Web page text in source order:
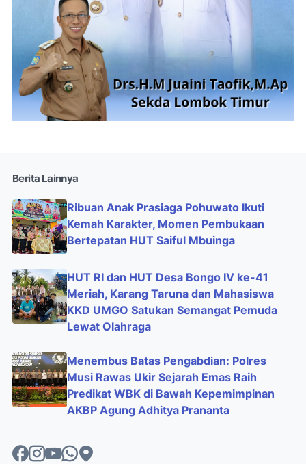
Berita Lainnya
Ribuan Anak Prasiaga Pohuwato Ikuti
Kemah Karakter, Momen Pembukaan
Bertepatan HUT Saiful Mbuinga
HUT RI dan HUT Desa Bongo IV ke-41
Meriah, Karang Taruna dan Mahasiswa
KKD UMGO Satukan Semangat Pemuda
Lewat Olahraga
Menembus Batas Pengabdian: Polres
Musi Rawas Ukir Sejarah Emas Raih
Predikat WBK di Bawah Kepemimpinan
AKBP Agung Adhitya Prananta